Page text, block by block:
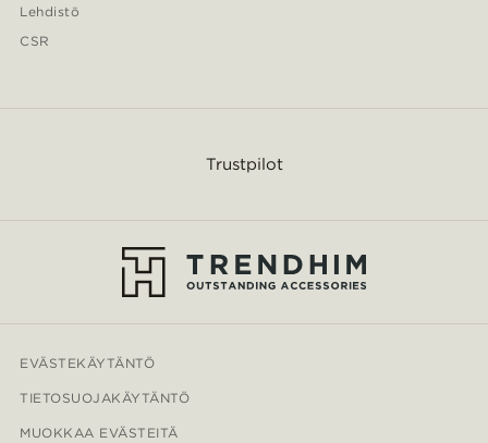
Lehdistö
CSR
Trustpilot
EVÄSTEKÄYTÄNTÖ
TIETOSUOJAKÄYTÄNTÖ
MUOKKAA EVÄSTEITÄ